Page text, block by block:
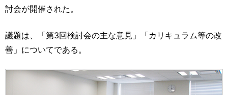
討会が開催された。
議題は、「第3回検討会の主な意見」「カリキュラム等の改
善」についてである。